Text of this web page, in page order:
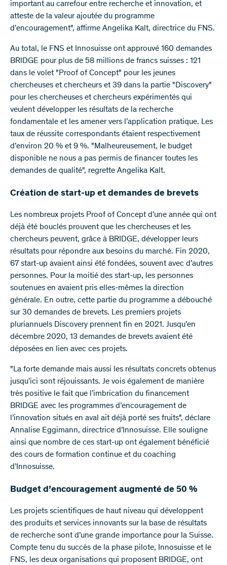
important au carrefour entre recherche et innovation, et
atteste de la valeur ajoutée du programme
d’encouragement", affirme Angelika Kalt, directrice du FNS.
Au total, le FNS et Innosuisse ont approuvé 160 demandes
BRIDGE pour plus de 58 millions de francs suisses : 121
dans le volet "Proof of Concept" pour les jeunes
chercheuses et chercheurs et 39 dans la partie "Discovery"
pour les chercheuses et chercheurs expérimentés qui
veulent développer les résultats de la recherche
fondamentale et les amener vers l’application pratique. Les
taux de réussite correspondants étaient respectivement
d’environ 20 % et 9 %. "Malheureusement, le budget
disponible ne nous a pas permis de financer toutes les
demandes de qualité", regrette Angelika Kalt.
Création de start-up et demandes de brevets
Les nombreux projets Proof of Concept d’une année qui ont
déjà été bouclés prouvent que les chercheuses et les
chercheurs peuvent, grâce à BRIDGE, développer leurs
résultats pour répondre aux besoins du marché. Fin 2020,
67 start-up avaient ainsi été fondées, souvent avec d’autres
personnes. Pour la moitié des start-up, les personnes
soutenues en avaient pris elles-mêmes la direction
générale. En outre, cette partie du programme a débouché
sur 30 demandes de brevets. Les premiers projets
pluriannuels Discovery prennent fin en 2021. Jusqu’en
décembre 2020, 13 demandes de brevets avaient été
déposées en lien avec ces projets.
"La forte demande mais aussi les résultats concrets obtenus
jusqu’ici sont réjouissants. Je vois également de manière
très positive le fait que l’imbrication du financement
BRIDGE avec les programmes d’encouragement de
l’innovation situés en aval ait déjà porté ses fruits", déclare
Annalise Eggimann, directrice d’Innosuisse. Elle souligne
ainsi que nombre de ces start-up ont également bénéficié
des cours de formation continue et du coaching
d’Innosuisse.
Budget d’encouragement augmenté de 50 %
Les projets scientifiques de haut niveau qui développent
des produits et services innovants sur la base de résultats
de recherche sont d’une grande importance pour la Suisse.
Compte tenu du succès de la phase pilote, Innosuisse et le
FNS, les deux organisations qui proposent BRIDGE, ont